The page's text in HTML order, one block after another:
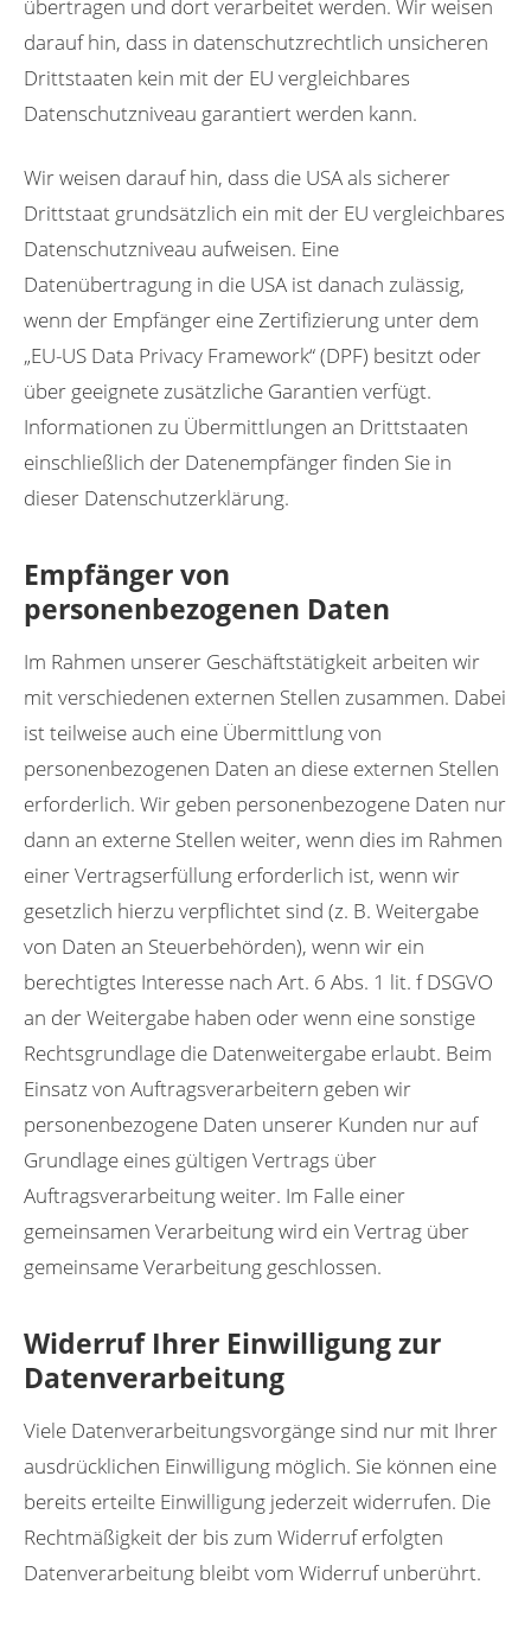
übertragen und dort verarbeitet werden. Wir weisen
darauf hin, dass in datenschutzrechtlich unsicheren
Drittstaaten kein mit der EU vergleichbares
Datenschutzniveau garantiert werden kann.
Wir weisen darauf hin, dass die USA als sicherer
Drittstaat grundsätzlich ein mit der EU vergleichbares
Datenschutzniveau aufweisen. Eine
Datenübertragung in die USA ist danach zulässig,
wenn der Empfänger eine Zertifizierung unter dem
„EU-US Data Privacy Framework“ (DPF) besitzt oder
über geeignete zusätzliche Garantien verfügt.
Informationen zu Übermittlungen an Drittstaaten
einschließlich der Datenempfänger finden Sie in
dieser Datenschutzerklärung.
Empfänger von
personenbezogenen Daten
Im Rahmen unserer Geschäftstätigkeit arbeiten wir
mit verschiedenen externen Stellen zusammen. Dabei
ist teilweise auch eine Übermittlung von
personenbezogenen Daten an diese externen Stellen
erforderlich. Wir geben personenbezogene Daten nur
dann an externe Stellen weiter, wenn dies im Rahmen
einer Vertragserfüllung erforderlich ist, wenn wir
gesetzlich hierzu verpflichtet sind (z. B. Weitergabe
von Daten an Steuerbehörden), wenn wir ein
berechtigtes Interesse nach Art. 6 Abs. 1 lit. f DSGVO
an der Weitergabe haben oder wenn eine sonstige
Rechtsgrundlage die Datenweitergabe erlaubt. Beim
Einsatz von Auftragsverarbeitern geben wir
personenbezogene Daten unserer Kunden nur auf
Grundlage eines gültigen Vertrags über
Auftragsverarbeitung weiter. Im Falle einer
gemeinsamen Verarbeitung wird ein Vertrag über
gemeinsame Verarbeitung geschlossen.
Widerruf Ihrer Einwilligung zur
Datenverarbeitung
Viele Datenverarbeitungsvorgänge sind nur mit Ihrer
ausdrücklichen Einwilligung möglich. Sie können eine
bereits erteilte Einwilligung jederzeit widerrufen. Die
Rechtmäßigkeit der bis zum Widerruf erfolgten
Datenverarbeitung bleibt vom Widerruf unberührt.